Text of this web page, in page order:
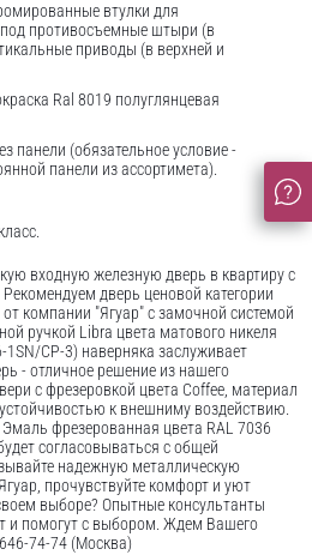
втулки для
под противосъемные штыри (в
приводы (в верхней и
Ral 8019 полуглянцевая
панели (обязательное условие -
панели из ассортимета).
входную железную дверь в квартиру с
дверь ценовой категории
компании "Ягуар" с замочной системой
ручкой Libra цвета матового никеля
1SN/CP-3) наверняка заслуживает
- отличное решение из нашего
с фрезеровкой цвета Coffee, материал
к внешниму воздействию.
фрезерованная цвета RAL 7036
согласовываться с общей
надежную металлическую
прочувствуйте комфорт и уют
выборе? Опытные консультанты
и помогут с выбором. Ждем Вашего
74-74 (Москва)